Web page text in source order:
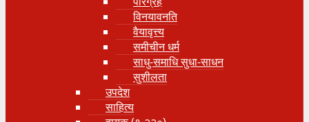
विनयावनति
वैयावृत्त्य
समीचीन धर्म
साधु-समाधि सुधा-साधन
सुशीलता
उपदेश
साहित्य